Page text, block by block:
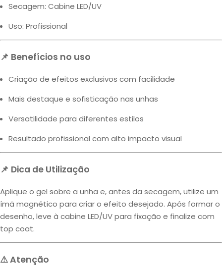
Secagem: Cabine LED/UV
Uso: Profissional
📌 Benefícios no uso
Criação de efeitos exclusivos com facilidade
Mais destaque e sofisticação nas unhas
Versatilidade para diferentes estilos
Resultado profissional com alto impacto visual
📌 Dica de Utilização
Aplique o gel sobre a unha e, antes da secagem, utilize um
ímã magnético para criar o efeito desejado. Após formar o
desenho, leve à cabine LED/UV para fixação e finalize com
top coat.
⚠ Atenção